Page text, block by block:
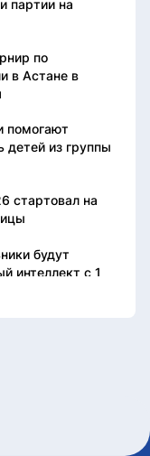
партии на
по
в Астане в
помогают
детей из группы
стартовал на
будут
интеллект с 1